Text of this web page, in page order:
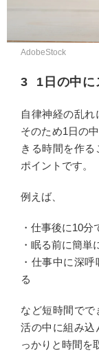
AdobeStock
3 1日の中に
自律神経の乱れ
そのため1日の
きる時間を作
ポイントです。
例えば、
・仕事後に10
・眠る前に簡単
・仕事中に深
る
など短時間で
活の中に組み込
っかりと時間を